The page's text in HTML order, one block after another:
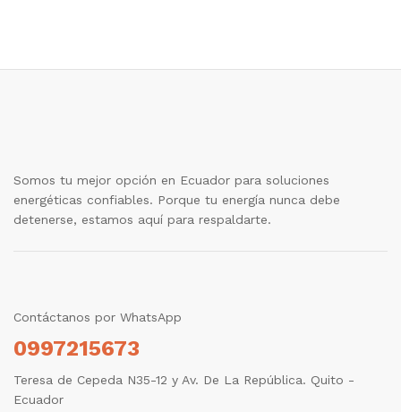
Somos tu mejor opción en Ecuador para soluciones
energéticas confiables. Porque tu energía nunca debe
detenerse, estamos aquí para respaldarte.
Contáctanos por WhatsApp
0997215673
Teresa de Cepeda N35-12 y Av. De La República. Quito -
Ecuador